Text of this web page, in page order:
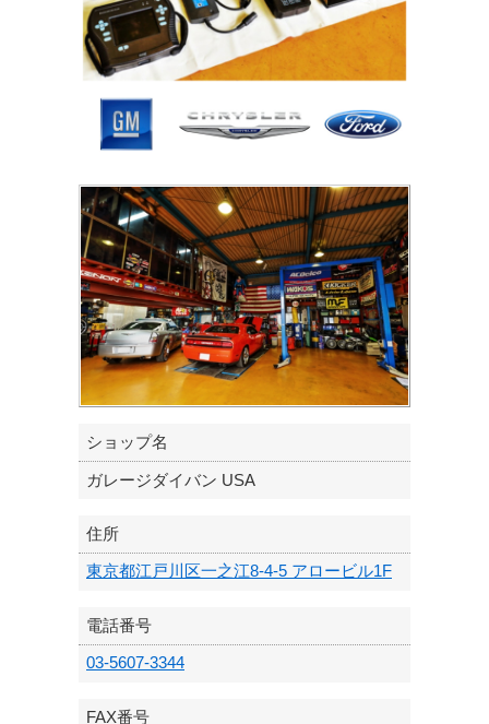
ショップ名
ガレージダイバン USA
住所
東京都江戸川区一之江8-4-5 アロービル1F
電話番号
03-5607-3344
FAX番号